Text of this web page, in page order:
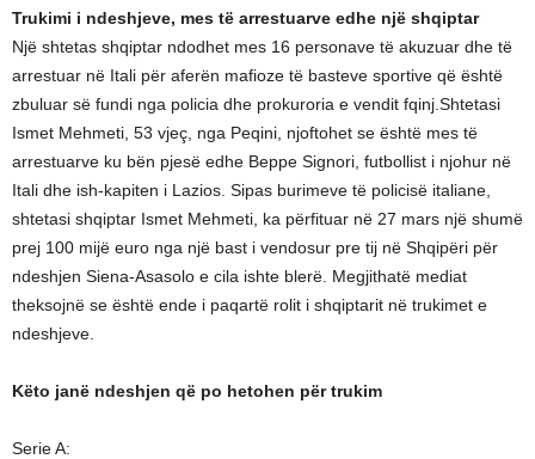
Trukimi i ndeshjeve, mes të arrestuarve edhe një shqiptar
Një shtetas shqiptar ndodhet mes 16 personave të akuzuar dhe të
arrestuar në Itali për aferën mafioze të basteve sportive që është
zbuluar së fundi nga policia dhe prokuroria e vendit fqinj.Shtetasi
Ismet Mehmeti, 53 vjeç, nga Peqini, njoftohet se është mes të
arrestuarve ku bën pjesë edhe Beppe Signori, futbollist i njohur në
Itali dhe ish-kapiten i Lazios. Sipas burimeve të policisë italiane,
shtetasi shqiptar Ismet Mehmeti, ka përfituar në 27 mars një shumë
prej 100 mijë euro nga një bast i vendosur pre tij në Shqipëri për
ndeshjen Siena-Asasolo e cila ishte blerë. Megjithatë mediat
theksojnë se është ende i paqartë rolit i shqiptarit në trukimet e
ndeshjeve.
Këto janë ndeshjen që po hetohen për trukim
Serie A: